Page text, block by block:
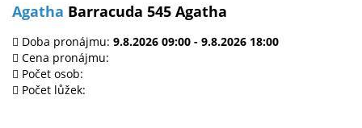
Agatha Barracuda 545 Agatha
Doba pronájmu: 9.8.2026 09:00 - 9.8.2026 18:00
Cena pronájmu:
Počet osob:
Počet lůžek: